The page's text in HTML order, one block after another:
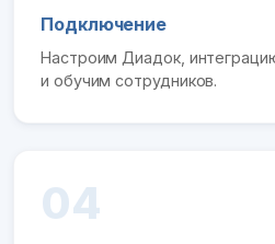
Подключение
Настроим Диадок,
и обучим сотрудников.
04